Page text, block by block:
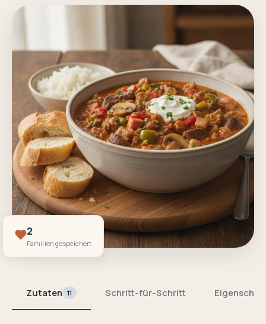
2
Familien gespeichert
Zutaten 11 Schritt-für-Schritt